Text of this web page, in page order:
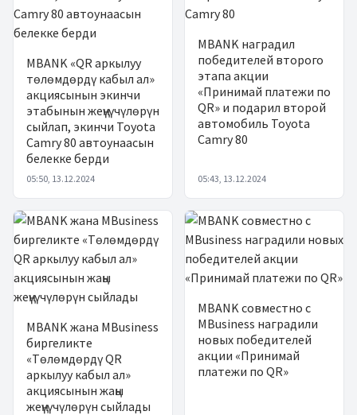
MBANK «QR аркылуу
төлөмдөрдү кабыл ал»
акциясынын экинчи
этабынын жеңүүчүлөрүн
сыйлап, экинчи Toyota
Camry 80 автоунаасын
белекке берди
05:50, 13.12.2024
MBANK наградил
победителей второго
этапа акции
«Принимай платежи по
QR» и подарил второй
автомобиль Toyota
Camry 80
05:43, 13.12.2024
MBANK жана MBusiness
биргеликте
«Төлөмдөрдү QR
аркылуу кабыл ал»
акциясынын жаңы
жеңүүчүлөрүн сыйлады
MBANK совместно с
MBusiness наградили
новых победителей
акции «Принимай
платежи по QR»